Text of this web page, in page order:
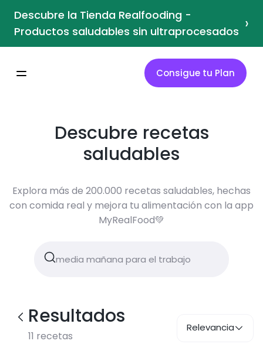
Descubre la Tienda Realfooding -
Productos saludables sin ultraprocesados ›
Consigue tu Plan
Descubre recetas
saludables
Explora más de 200.000 recetas saludables, hechas
con comida real y mejora tu alimentación con la app
MyRealFood💚
Resultados
11 recetas
Relevancia